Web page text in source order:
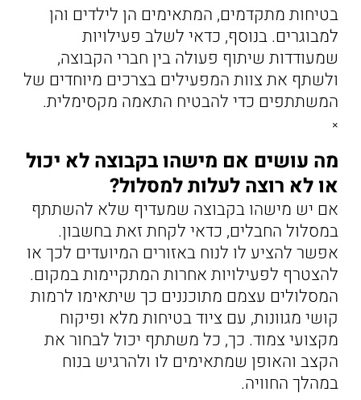
בטיחות מתקדמים, המתאימים הן לילדים והן
למבוגרים. בנוסף, כדאי לשלב פעילויות
שמעודדות שיתוף פעולה בין חברי הקבוצה,
ולשתף את צוות המפעילים בצרכים מיוחדים של
המשתתפים כדי להבטיח התאמה מקסימלית.
×
מה עושים אם מישהו בקבוצה לא יכול
או לא רוצה לעלות למסלול?
אם יש מישהו בקבוצה שמעדיף שלא להשתתף
במסלול החבלים, כדאי לקחת זאת בחשבון.
אפשר להציע לו לנוח באזורים המיועדים לכך או
להצטרף לפעילויות אחרות המתקיימות במקום.
המסלולים עצמם מתוכננים כך שיתאימו לרמות
קושי מגוונות, עם ציוד בטיחות מלא ופיקוח
מקצועי צמוד. כך, כל משתתף יכול לבחור את
הקצב והאופן שמתאימים לו ולהרגיש בנוח
במהלך החוויה.